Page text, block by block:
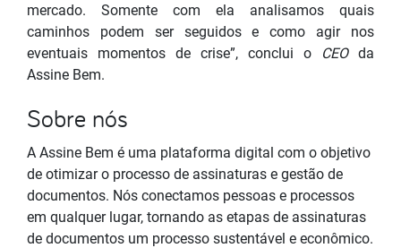
mercado. Somente com ela analisamos quais
caminhos podem ser seguidos e como agir nos
eventuais momentos de crise”, conclui o
CEO da
Assine Bem.
Sobre nós
A Assine Bem é uma plataforma digital com o objetivo
de otimizar o processo de assinaturas e gestão de
documentos. Nós conectamos pessoas e processos
em qualquer lugar, tornando as etapas de assinaturas
de documentos um processo sustentável e econômico.